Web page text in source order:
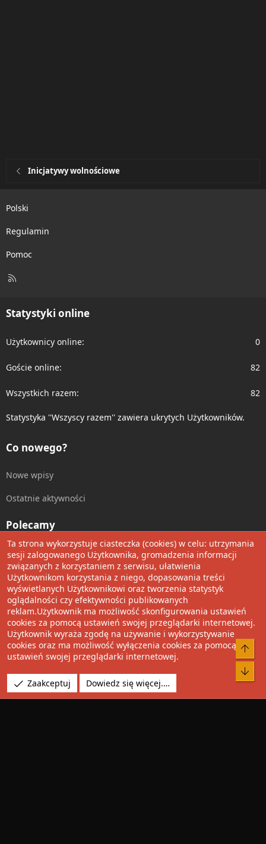
Inicjatywy wolnościowe
Polski
Regulamin
Pomoc
R
Statystyki online
Użytkownicy online 0
Goście online 82
Wszystkich razem 82
Statystyka ''Wszyscy razem'' zawiera ukrytych Użytkowników.
Co nowego?
Nowe wpisy
Ostatnie aktywności
Polecamy
Wolnościowe cytaty
Udostępnij
Facebook
TwitterRedditPinterest
TumblrWhatsApp
Umieść Link
Community platform by XenForo® © 2010-2022 XenForo Ltd.
Pixel Exit
Tłumaczenie wykonane przezXboxForum.pl
Media embeds
via s9e/MediaSites
Ta strona wykorzystuje ciasteczka (cookies) w celu: utrzymania
sesji zalogowanego Użytkownika, gromadzenia informacji
związanych z korzystaniem z serwisu, ułatwienia
Użytkownikom korzystania z niego, dopasowania treści
wyświetlanych Użytkownikowi oraz tworzenia statystyk
oglądalności czy efektywności publikowanych
reklam.Użytkownik ma możliwość skonfigurowania ustawień
cookies za pomocą ustawień swojej przeglądarki internetowej.
Użytkownik wyraża zgodę na używanie i wykorzystywanie
cookies oraz ma możliwość wyłączenia cookies za pomocą
ustawień swojej przeglądarki internetowej.
Zaakceptuj Dowiedz się więcej.…
Do